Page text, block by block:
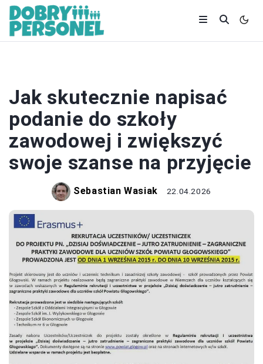
Jak skutecznie napisać
podanie do szkoły
zawodowej i zwiększyć
swoje szanse na przyjęcie
Sebastian Wasiak 22.04.2026